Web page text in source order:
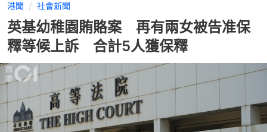
港聞 社會新聞
英基幼稚園賄賂案 再有兩女被告准保
釋等候上訴 合計5人獲保釋